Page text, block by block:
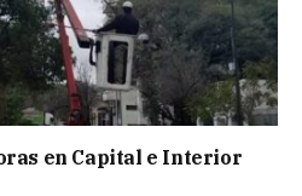
en Capital e Interior